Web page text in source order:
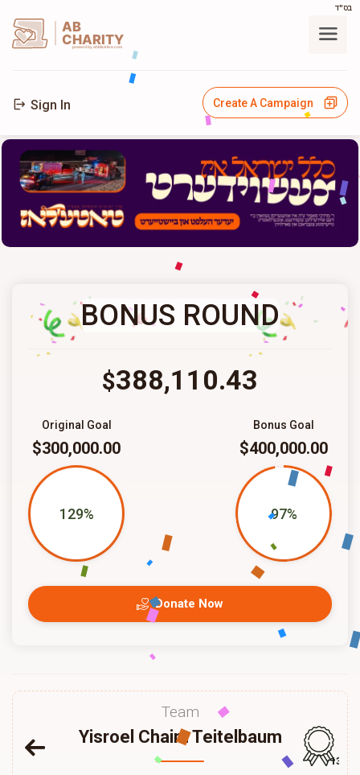
בס"ד
AB
CHARITY
powerd by ahblicklive.com
Sign In Create A Campaign
BONUS ROUND
$388,110.43
Bonus Goal
$400,000.00
97%
Original Goal
$300,000.00
129%
Donate Now
Team
Yisroel Chaim Teitelbaum
139